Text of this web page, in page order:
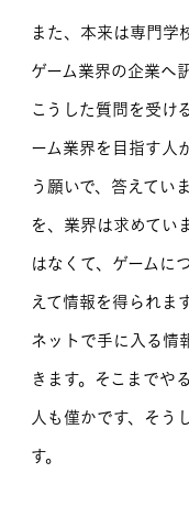
また、本来は専門学
ゲーム業界の企業へ
こうした質問を受け
ーム業界を目指す人
う願いで、答えてい
を、業界は求めてい
はなくて、ゲームに
えて情報を得られま
ネットで手に入る情
きます。そこまでや
人も僅かです、そう
す。